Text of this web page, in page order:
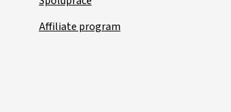
Affiliate program